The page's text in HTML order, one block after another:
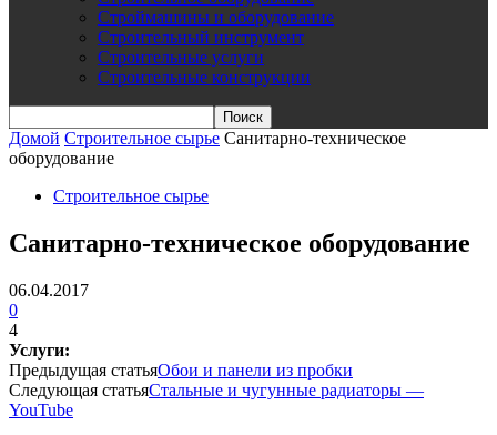
Строймашины и оборудование
Строительный инструмент
Строительные услуги
Строительные конструкции
Домой Строительное сырье Санитарно-техническое
оборудование
Строительное сырье
Санитарно-техническое оборудование
06.04.2017
0
4
Услуги:
Предыдущая статьяОбои и панели из пробки
Следующая статьяСтальные и чугунные радиаторы —
YouTube